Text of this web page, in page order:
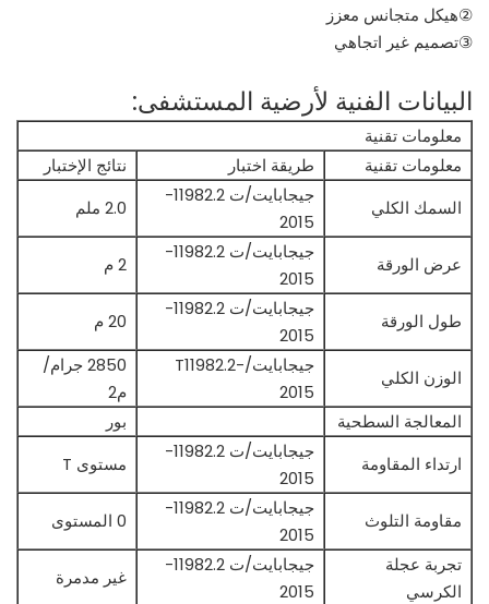
②هيكل متجانس معزز
③تصميم غير اتجاهي
البيانات الفنية لأرضية المستشفى:
معلومات تقنية
معلومات تقنية
طريقة اختبار
نتائج الإختبار
السمك الكلي
جيجابايت/ت 11982.2-
2015
2.0 ملم
عرض الورقة
جيجابايت/ت 11982.2-
2015
2 م
طول الورقة
جيجابايت/ت 11982.2-
2015
20 م
الوزن الكلي
جيجابايت/T11982.2-
2015
2850 جرام/
م2
المعالجة السطحية
بور
ارتداء المقاومة
جيجابايت/ت 11982.2-
2015
مستوى T
مقاومة التلوث
جيجابايت/ت 11982.2-
2015
0 المستوى
تجربة عجلة
الكرسي
جيجابايت/ت 11982.2-
2015
غير مدمرة